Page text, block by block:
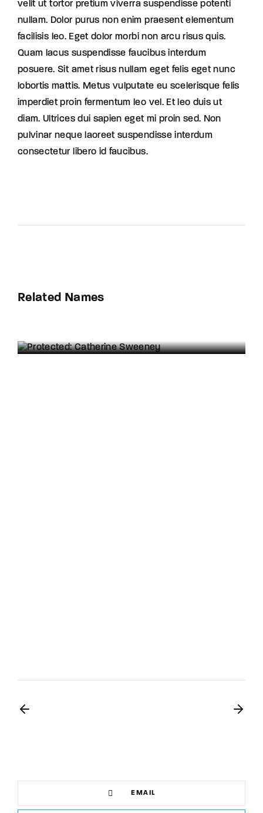
velit ut tortor pretium viverra suspendisse potenti
nullam. Dolor purus non enim praesent elementum
facilisis leo. Eget dolor morbi non arcu risus quis.
Quam lacus suspendisse faucibus interdum
posuere. Sit amet risus nullam eget felis eget nunc
lobortis mattis. Metus vulputate eu scelerisque felis
imperdiet proin fermentum leo vel. Et leo duis ut
diam. Ultrices dui sapien eget mi proin sed. Non
pulvinar neque laoreet suspendisse interdum
consectetur libero id faucibus.
Related Names
EMAIL